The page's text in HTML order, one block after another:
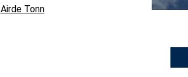
Airde Tonn